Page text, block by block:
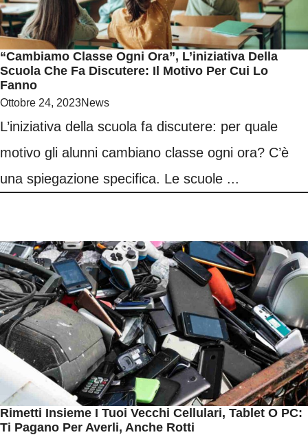
“Cambiamo Classe Ogni Ora”, L’iniziativa Della
Scuola Che Fa Discutere: Il Motivo Per Cui Lo
Fanno
Ottobre 24, 2023News
L’iniziativa della scuola fa discutere: per quale
motivo gli alunni cambiano classe ogni ora? C’è
una spiegazione specifica. Le scuole ...
Rimetti Insieme I Tuoi Vecchi Cellulari, Tablet O PC:
Ti Pagano Per Averli, Anche Rotti